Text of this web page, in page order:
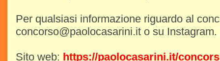
Per qualsiasi informazione riguardo al
concorso@paolocasarini.it o su Instagram.
Sito web: https://paolocasarini.it/